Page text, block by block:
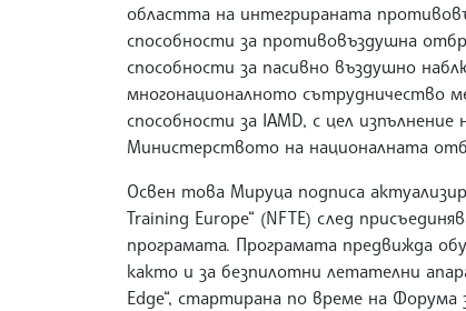
областта на интегрираната
способности за противовъздушна
способности за пасивно въздушно
многонационалното сътрудничество
способности за IAMD, с цел
Министерството на националната
Освен това Мируца подписа
Training Europe“ (NFTE) след
програмата. Програмата предвижда
както и за безпилотни летателни
Edge“, стартирана по време на